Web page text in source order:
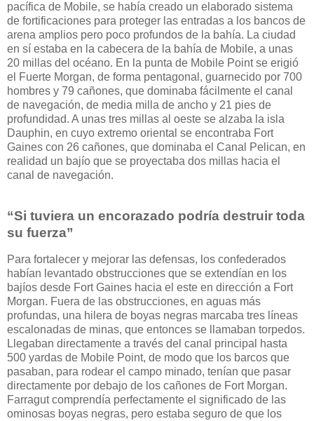
pacífica de Mobile, se había creado un elaborado sistema
de fortificaciones para proteger las entradas a los bancos de
arena amplios pero poco profundos de la bahía. La ciudad
en sí estaba en la cabecera de la bahía de Mobile, a unas
20 millas del océano. En la punta de Mobile Point se erigió
el Fuerte Morgan, de forma pentagonal, guarnecido por 700
hombres y 79 cañones, que dominaba fácilmente el canal
de navegación, de media milla de ancho y 21 pies de
profundidad. A unas tres millas al oeste se alzaba la isla
Dauphin, en cuyo extremo oriental se encontraba Fort
Gaines con 26 cañones, que dominaba el Canal Pelican, en
realidad un bajío que se proyectaba dos millas hacia el
canal de navegación.
“Si tuviera un encorazado podría destruir toda
su fuerza”
Para fortalecer y mejorar las defensas, los confederados
habían levantado obstrucciones que se extendían en los
bajíos desde Fort Gaines hacia el este en dirección a Fort
Morgan. Fuera de las obstrucciones, en aguas más
profundas, una hilera de boyas negras marcaba tres líneas
escalonadas de minas, que entonces se llamaban torpedos.
Llegaban directamente a través del canal principal hasta
500 yardas de Mobile Point, de modo que los barcos que
pasaban, para rodear el campo minado, tenían que pasar
directamente por debajo de los cañones de Fort Morgan.
Farragut comprendía perfectamente el significado de las
ominosas boyas negras, pero estaba seguro de que los